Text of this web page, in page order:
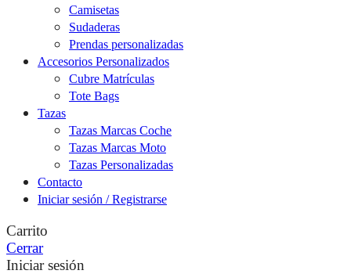
Camisetas
Sudaderas
Prendas personalizadas
Accesorios Personalizados
Cubre Matrículas
Tote Bags
Tazas
Tazas Marcas Coche
Tazas Marcas Moto
Tazas Personalizadas
Contacto
Iniciar sesión / Registrarse
Carrito
Cerrar
Iniciar sesión